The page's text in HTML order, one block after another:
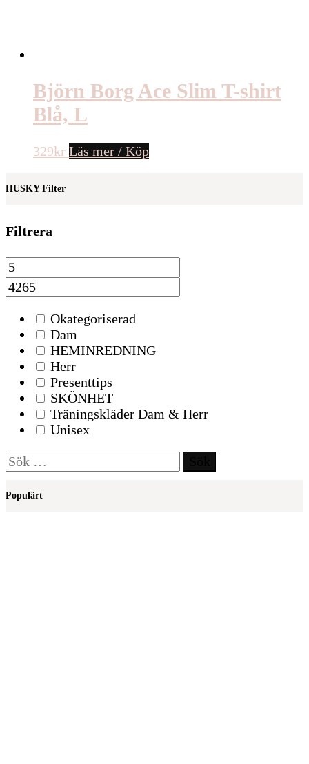
Björn Borg Ace Slim T-shirt
Blå, L
329kr Läs mer / Köp
HUSKY Filter
Filtrera
Okategoriserad
Dam
HEMINREDNING
Herr
Presenttips
SKÖNHET
Träningskläder Dam & Herr
Unisex
Sök
efter:
Populärt